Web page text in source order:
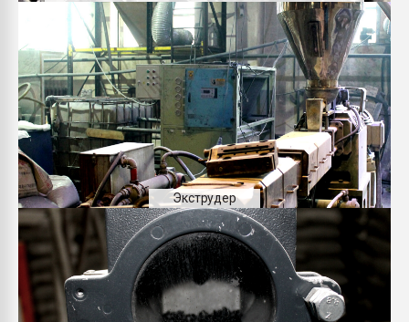
Экструдер